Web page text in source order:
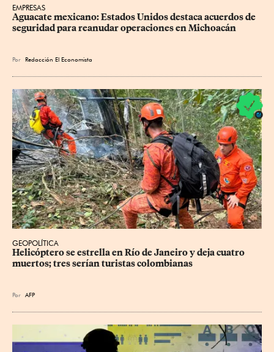
EMPRESAS
Aguacate mexicano: Estados Unidos destaca acuerdos de
seguridad para reanudar operaciones en Michoacán
Por Redacción El Economista
GEOPOLÍTICA
Helicóptero se estrella en Río de Janeiro y deja cuatro
muertos; tres serían turistas colombianas
Por AFP